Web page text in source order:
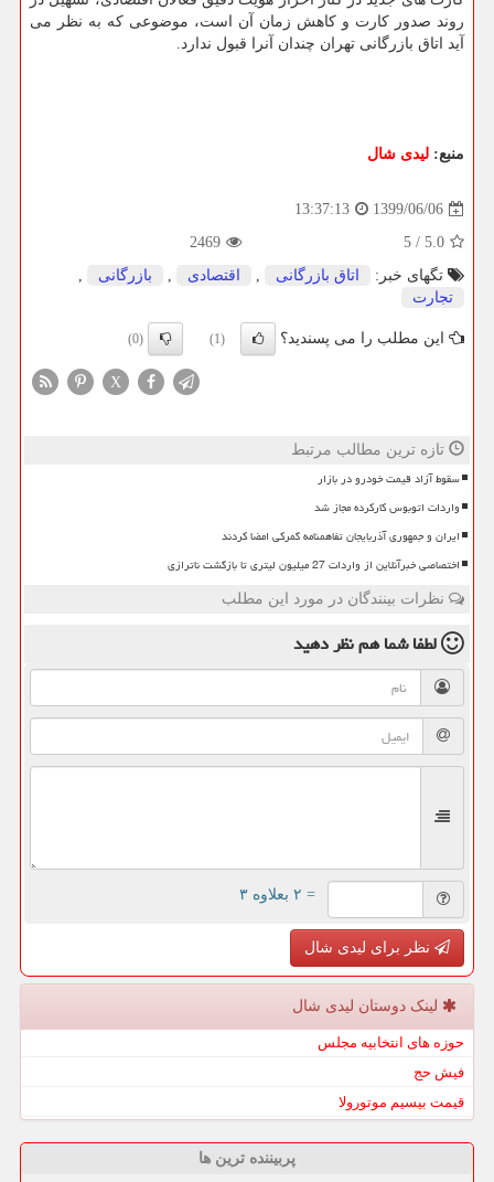
روند صدور کارت و کاهش زمان آن است، موضوعی که به نظر می
آید اتاق بازرگانی تهران چندان آنرا قبول ندارد.
منبع: لیدی شال
1399/06/06
13:37:13
5.0
/
5
2469
تگهای خبر:
اتاق بازرگانی , اقتصادی , بازرگانی
,
تجارت
این مطلب را می پسندید؟ (1)
(0)
X
تازه ترین مطالب مرتبط
سقوط آزاد قیمت خودرو در بازار
واردات اتوبوس کارکرده مجاز شد
ایران و جمهوری آذربایجان تفاهمنامه گمرکی امضا کردند
اختصاصی خبرآنلاین از واردات 27 میلیون لیتری تا بازگشت ناترازی
نظرات بینندگان در مورد این مطلب
لطفا شما همنظر دهید
= ۲ بعلاوه ۳
نظر برای لیدی شال
لینک دوستان لیدی شال
حوزه های انتخابیه مجلس
فیش حج
قیمت بیسیم موتورولا
پربیننده ترین ها